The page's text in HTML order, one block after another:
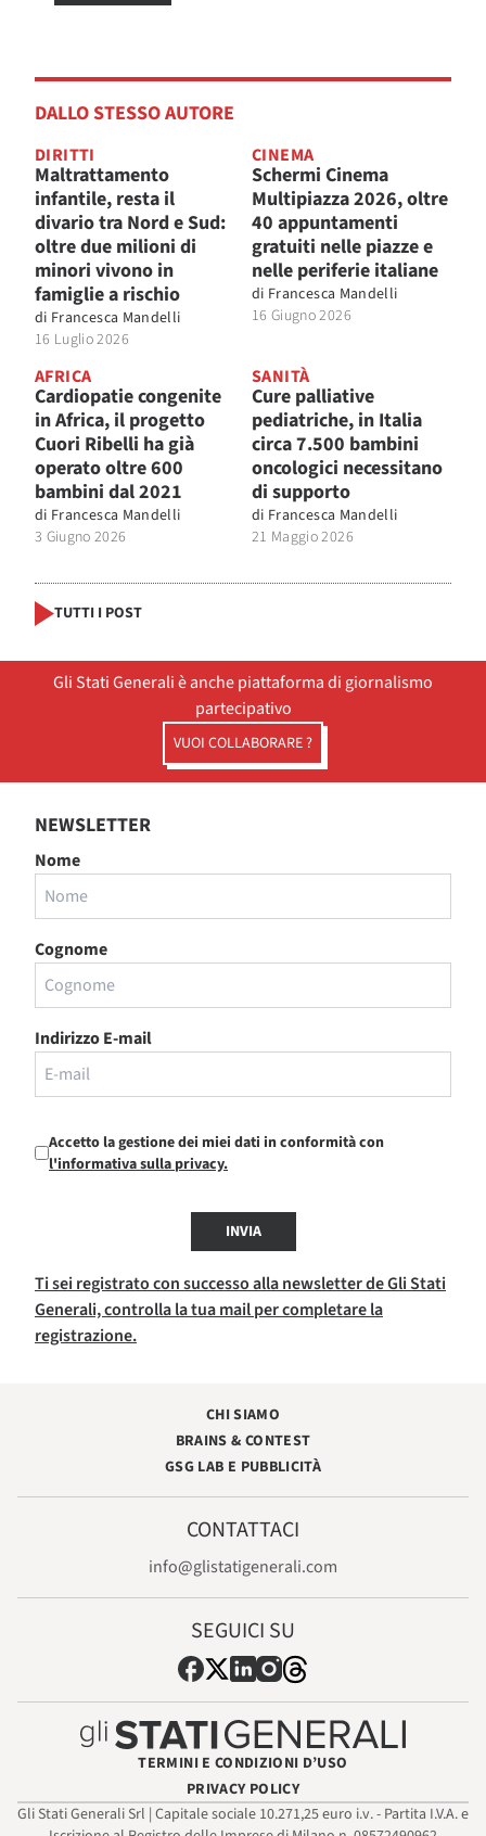
DALLO STESSO AUTORE
DIRITTI
Maltrattamento
infantile, resta il
divario tra Nord e Sud:
oltre due milioni di
minori vivono in
famiglie a rischio
di Francesca Mandelli
16 Luglio 2026
CINEMA
Schermi Cinema
Multipiazza 2026, oltre
40 appuntamenti
gratuiti nelle piazze e
nelle periferie italiane
di Francesca Mandelli
16 Giugno 2026
AFRICA
Cardiopatie congenite
in Africa, il progetto
Cuori Ribelli ha già
operato oltre 600
bambini dal 2021
di Francesca Mandelli
3 Giugno 2026
SANITÀ
Cure palliative
pediatriche, in Italia
circa 7.500 bambini
oncologici necessitano
di supporto
di Francesca Mandelli
21 Maggio 2026
TUTTI I POST
Gli Stati Generali è anche piattaforma di giornalismo
partecipativo
VUOI COLLABORARE ?
NEWSLETTER
Nome
Cognome
Indirizzo E-mail
Accetto la gestione dei miei dati in conformità con
l'informativa sulla privacy.
INVIA
Ti sei registrato con successo alla newsletter de Gli Stati
Generali, controlla la tua mail per completare la
registrazione.
CHI SIAMO
BRAINS & CONTEST
GSG LAB E PUBBLICITÀ
CONTATTACI
info@glistatigenerali.com
SEGUICI SU
TERMINI E CONDIZIONI D’USO
PRIVACY POLICY
Gli Stati Generali Srl | Capitale sociale 10.271,25 euro i.v. - Partita I.V.A. e